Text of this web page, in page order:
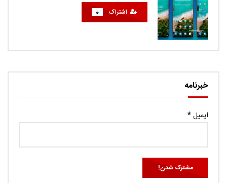
اشتراک 0
خبرنامه
ایمیل*